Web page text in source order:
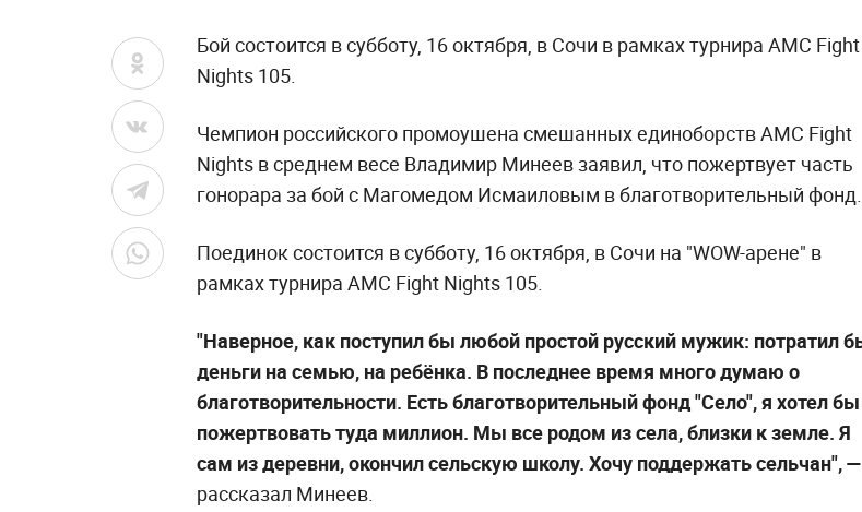
Бой состоится в субботу, 16 октября, в Сочи в рамках турнира AMC Fight
Nights 105.
Чемпион российского промоушена смешанных единоборств AMC Fight
Nights в среднем весе Владимир Минеев заявил, что пожертвует часть
гонорара за бой с Магомедом Исмаиловым в благотворительный фонд.
Поединок состоится в субботу, 16 октября, в Сочи на "WOW-арене" в
рамках турнира AMC Fight Nights 105.
"Наверное, как поступил бы любой простой русский мужик: потратил
деньги на семью, на ребёнка. В последнее время много думаю о
благотворительности. Есть благотворительный фонд "Село", я хотел бы
пожертвовать туда миллион. Мы все родом из села, близки к земле. Я
сам из деревни, окончил сельскую школу. Хочу поддержать сельчан",—
рассказал Минеев.